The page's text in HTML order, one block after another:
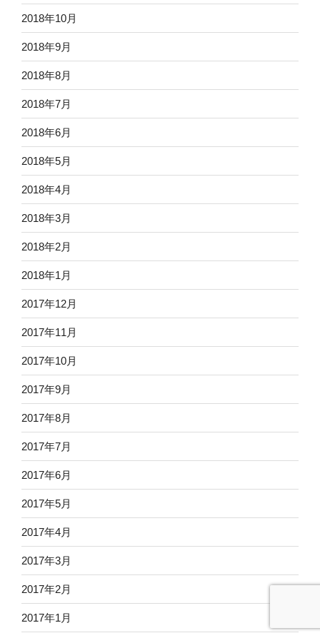
2018年10月
2018年9月
2018年8月
2018年7月
2018年6月
2018年5月
2018年4月
2018年3月
2018年2月
2018年1月
2017年12月
2017年11月
2017年10月
2017年9月
2017年8月
2017年7月
2017年6月
2017年5月
2017年4月
2017年3月
2017年2月
2017年1月